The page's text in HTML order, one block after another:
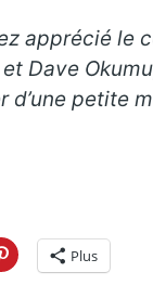
apprécié le
Dave
d’une petite
Plus